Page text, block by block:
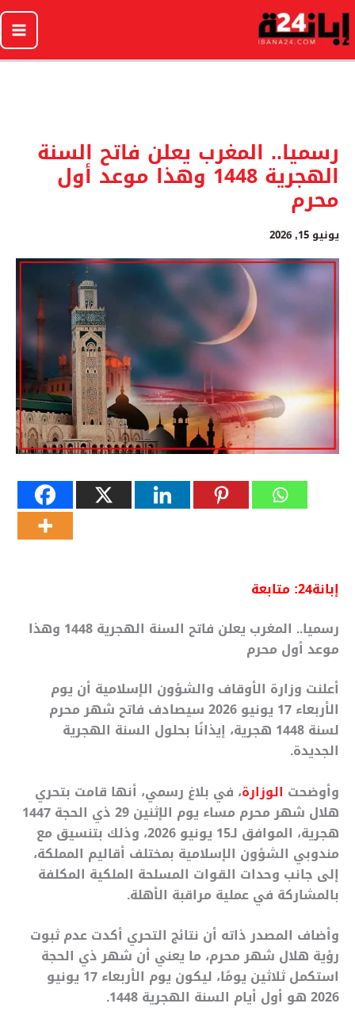
تخطي
إلى
المحتوى
رسميا.. المغرب يعلن فاتح السنة
الهجرية 1448 وهذا موعد أول
محرم
يونيو 15, 2026
إبانة24:
متابعة
رسميا.. المغرب يعلن فاتح السنة الهجرية 1448 وهذا
موعد أول محرم
أعلنت وزارة الأوقاف والشؤون الإسلامية أن يوم
الأربعاء 17 يونيو 2026 سيصادف فاتح شهر محرم
لسنة 1448 هجرية، إيذانًا بحلول السنة الهجرية
الجديدة.
وأوضحت الوزارة، في بلاغ رسمي، أنها قامت بتحري
هلال شهر محرم مساء يوم الإثنين 29 ذي الحجة 1447
هجرية، الموافق لـ15 يونيو 2026، وذلك بتنسيق مع
مندوبي الشؤون الإسلامية بمختلف أقاليم المملكة،
إلى جانب وحدات القوات المسلحة الملكية المكلفة
بالمشاركة في عملية مراقبة الأهلة.
وأضاف المصدر ذاته أن نتائج التحري أكدت عدم ثبوت
رؤية هلال شهر محرم، ما يعني أن شهر ذي الحجة
استكمل ثلاثين يومًا، ليكون يوم الأربعاء 17 يونيو
2026 هو أول أيام السنة الهجرية 1448.